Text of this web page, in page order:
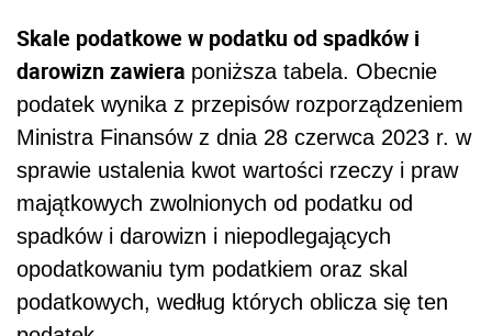
Skale podatkowe w podatku od spadków i
darowizn zawiera poniższa tabela. Obecnie
podatek wynika z przepisów rozporządzeniem
Ministra Finansów z dnia 28 czerwca 2023 r. w
sprawie ustalenia kwot wartości rzeczy i praw
majątkowych zwolnionych od podatku od
spadków i darowizn i niepodlegających
opodatkowaniu tym podatkiem oraz skal
podatkowych, według których oblicza się ten